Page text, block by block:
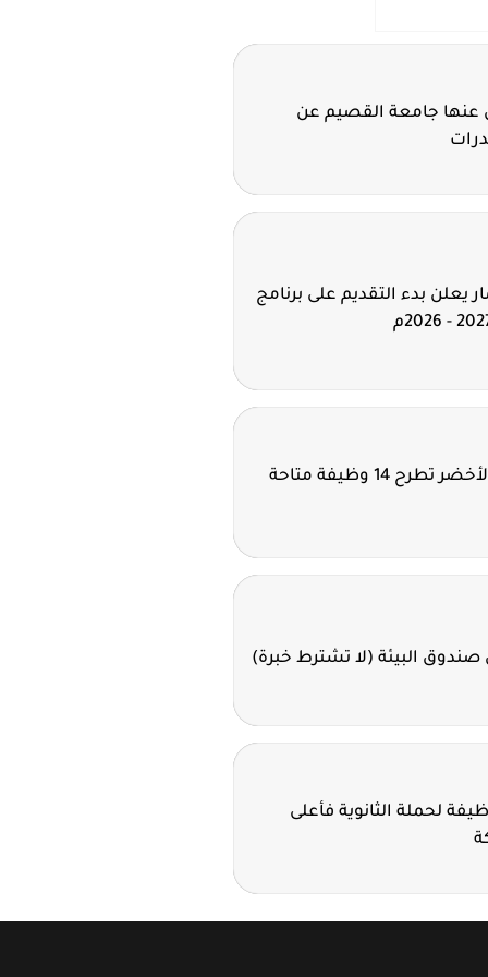
عنها جامعة القصيم عن
يعلن بدء التقديم على برنامج
شركة نيوم للهيدروجين الأخضر تطرح 14 وظيفة متاحة
البيئة (لا تشترط خبرة)
كاتريون تعلن 35 وظيفة لحملة الثانوية فأعلى